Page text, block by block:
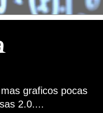
graficos pocas
2.0....